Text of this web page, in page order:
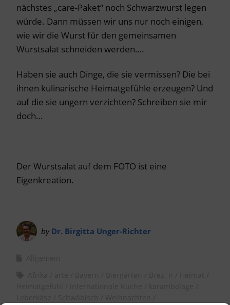
nächstes „care-Paket“ noch Schwarzwurst legen
würde. Dann müssen wir uns nur noch einigen,
wie wir die Wurst für den gemeinsamen
Wurstsalat schneiden werden….
Haben sie auch Dinge, die sie vermissen? Die bei
ihnen kulinarische Heimatgefühle erzeugen? Und
auf die sie ungern verzichten? Schreiben sie mir
doch…
Der Wurstsalat auf dem FOTO ist eine
Eigenkreation.
by Dr. Birgitta Unger-Richter